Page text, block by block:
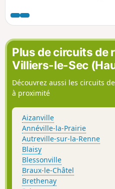
recouverts de mousse verte ou
qu'une faune riche et variée.
chemins permettent une
parcours. Dans la description
variantes (rédigées en
de réaliser, par exemple, des
des itinéraires plus roulants.
interrompu) entre (9) et (10)
Plus de circuits de
Villiers-le-Sec
Découvrez aussi les circuits
à proximité
Aizanville
Annéville-la-Prairie
Autreville-sur-la-Renne
Blaisy
Blessonville
Braux-le-Châtel
Brethenay